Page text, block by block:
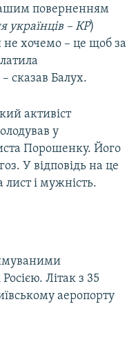
поверненням
українців – КР)
хочемо – це щоб за
сказав Балух.
активіст
у
Порошенку. Його
У відповідь на це
і мужність.
Літак з 35
аеропорту